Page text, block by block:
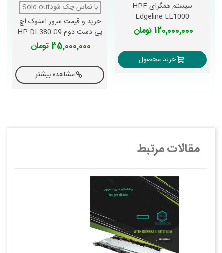
سیستم همگرای HPE
Edgeline EL1000
120,000,000 تومان
خرید محصول
با تماس چک شودSold out
خرید و قیمت سرور استوک اچ
پی دست دوم HP DL380 G9
35,000,000 تومان
مشاهده بیشتر
مقالات مرتبط